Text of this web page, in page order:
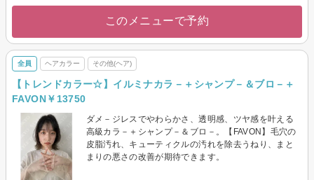
このメニューで予約
全員 ヘアカラー その他(ヘア)
【トレンドカラー☆】イルミナカラ－＋シャンプ－＆ブロ－＋
FAVON￥13750
ダメ－ジレスでやわらかさ、透明感、ツヤ感を叶える
高級カラ－＋シャンプ－＆ブロ－。【FAVON】毛穴の
皮脂汚れ、キューティクルの汚れを除去うねり、まと
まりの悪さの改善が期待できます。